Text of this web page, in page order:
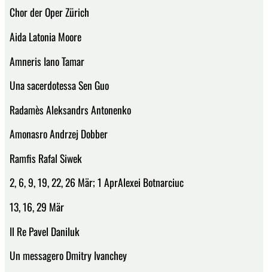
Chor der Oper Zürich
Aida Latonia Moore
Amneris Iano Tamar
Una sacerdotessa Sen Guo
Radamès Aleksandrs Antonenko
Amonasro Andrzej Dobber
Ramfis Rafal Siwek
2, 6, 9, 19, 22, 26 Mär; 1 AprAlexei Botnarciuc
13, 16, 29 Mär
Il Re Pavel Daniluk
Un messagero Dmitry Ivanchey